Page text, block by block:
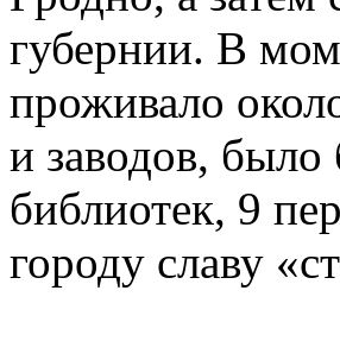
губернии. В
проживало
и заводов, было
библиотек, 9
городу славу